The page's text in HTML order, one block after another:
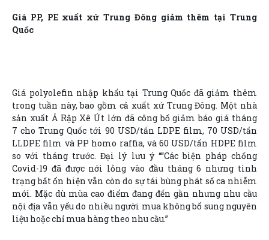
Giá PP, PE xuất xứ Trung Đông giảm thêm tại Trung
Quốc
Giá polyolefin nhập khẩu tại Trung Quốc đã giảm thêm
trong tuần này, bao gồm cả xuất xứ Trung Đông. Một nhà
sản xuất Ả Rập Xê Út lớn đã công bố giảm báo giá tháng
7 cho Trung Quốc tới 90 USD/tấn LDPE film, 70 USD/tấn
LLDPE film và PP homo raffia, và 60 USD/tấn HDPE film
so với tháng trước. Đại lý lưu ý ““Các biện pháp chống
Covid-19 đã được nới lỏng vào đầu tháng 6 nhưng tình
trạng bất ổn hiện vẫn còn do sự tái bùng phát số ca nhiễm
mới. Mặc dù mùa cao điểm đang đến gần nhưng nhu cầu
nội địa vẫn yếu do nhiều người mua không bổ sung nguyên
liệu hoặc chỉ mua hàng theo nhu cầu.”